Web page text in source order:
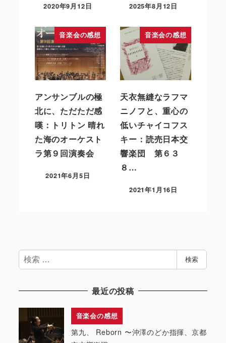
2020年9月12日 2025年8月12日
音楽会の感想
アンサンブルの極
北に、ただただ感
嘆：トリトン 晴れ
た海のオーケスト
ラ第９回演奏会
2021年6月5日
音楽会の感想
天衣無縫なラフマ
ニノフと、重心の
低いチャイコフス
キー：読売日本交
響楽団 第６３
８…
2021年1月16日
検
索
検索
最近の投稿
音楽会の感想
第九、 Reborn 〜沖澤のどか指揮、京都